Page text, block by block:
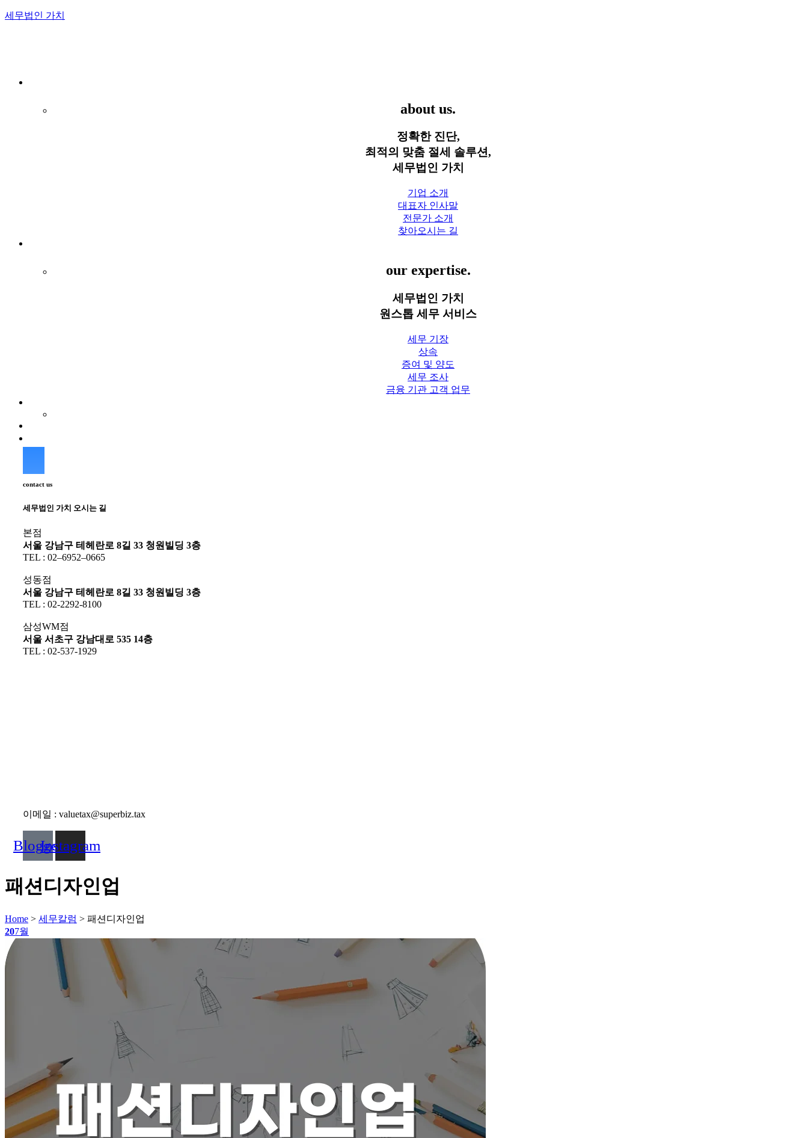
세무법인 가치
about us.
정확한 진단,
최적의 맞춤 절세 솔루션,
세무법인 가치
기업 소개
대표자 인사말
전문가 소개
찾아오시는 길
our expertise.
세무법인 가치
원스톱 세무 서비스
세무 기장
상속
증여 및 양도
세무 조사
금융 기관 고객 업무
contact us
세무법인 가치 오시는 길
본점
서울 강남구 테헤란로 8길 33 청원빌딩 3층
TEL : 02–6952–0665
성동점
서울 강남구 테헤란로 8길 33 청원빌딩 3층
TEL : 02-2292-8100
삼성WM점
서울 서초구 강남대로 535 14층
TEL : 02-537-1929
이메일 : valuetax@superbiz.tax
BloggerInstagram
패션디자인업
Home > 세무칼럼 > 패션디자인업
207월